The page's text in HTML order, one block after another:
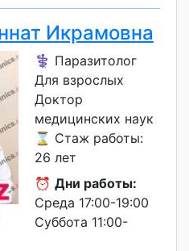
Икрамовна
⚕️ Паразитолог
Для взрослых
Доктор
медицинских наук
⌛ Стаж работы:
26 лет
⏰ Дни работы:
Среда 17:00-19:00
Суббота 11:00-